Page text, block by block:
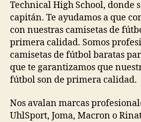
Technical High School, donde
capitán. Te ayudamos a que
con nuestras camisetas de
primera calidad. Somos
camisetas de fútbol baratas
que te garantizamos que
fútbol son de primera calidad.
Nos avalan marcas
UhlSport, Joma, Macron o